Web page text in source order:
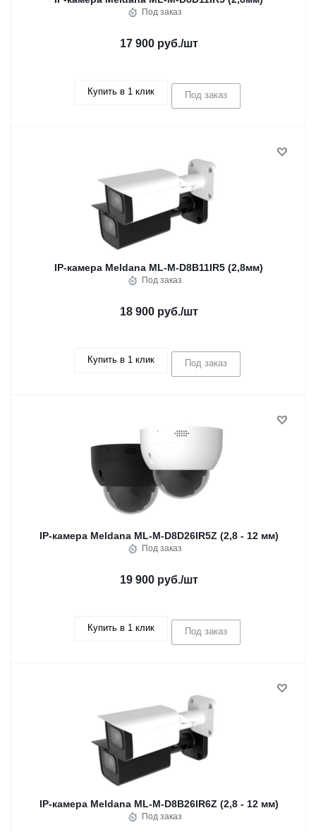
Под заказ
17 900 руб./шт
Купить в 1 клик Под заказ
IP-камера Meldana ML-M-D8B11IR5 (2,8мм)
Под заказ
18 900 руб./шт
Купить в 1 клик Под заказ
IP-камера Meldana ML-M-D8D26IR5Z (2,8 - 12 мм)
Под заказ
19 900 руб./шт
Купить в 1 клик Под заказ
IP-камера Meldana ML-M-D8B26IR6Z (2,8 - 12 мм)
Под заказ